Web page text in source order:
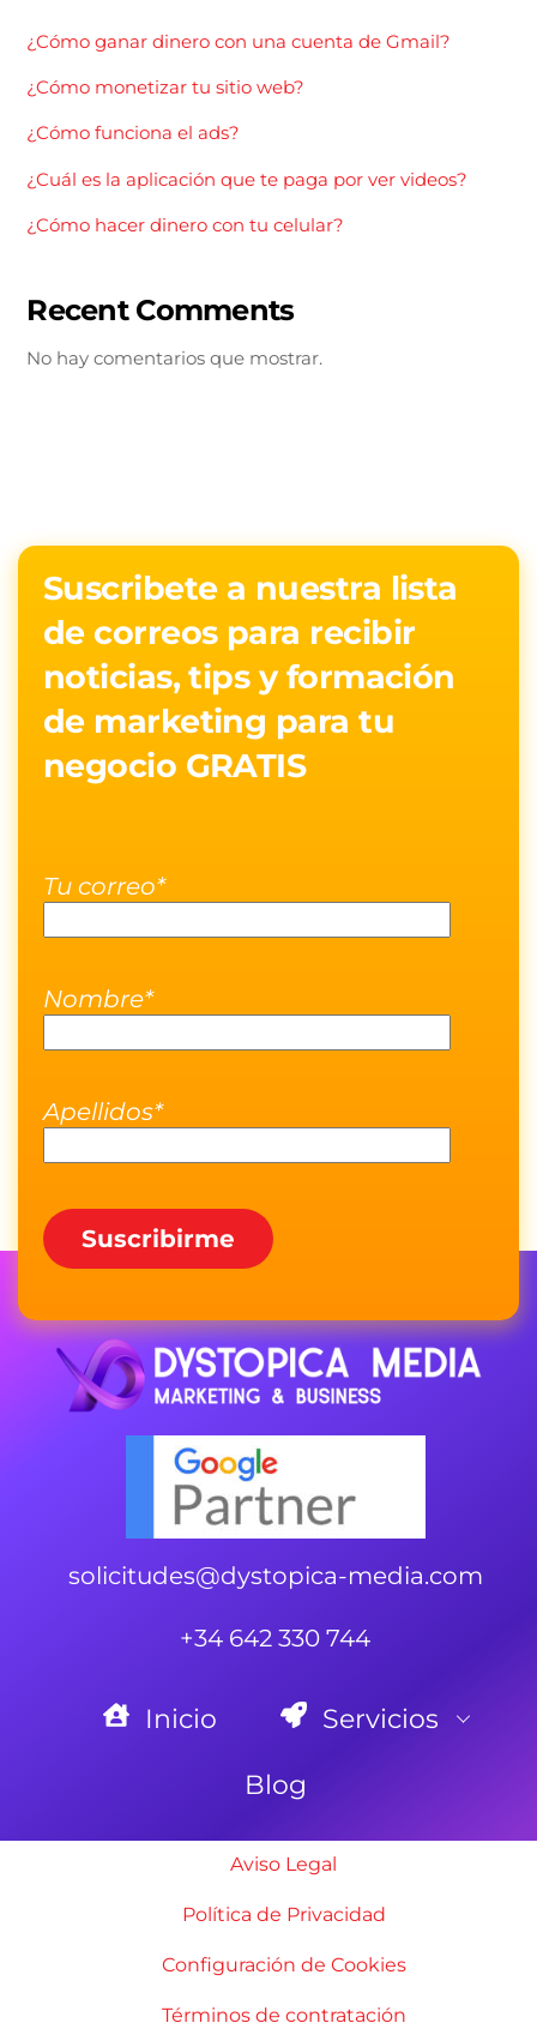
¿Cómo ganar dinero con una cuenta de Gmail?
¿Cómo monetizar tu sitio web?
¿Cómo funciona el ads?
¿Cuál es la aplicación que te paga por ver videos?
¿Cómo hacer dinero con tu celular?
Recent Comments
No hay comentarios que mostrar.
Suscribete a nuestra lista
de correos para recibir
noticias, tips y formación
de marketing para tu
negocio GRATIS
Tu correo*
Nombre*
Apellidos*
solicitudes@dystopica-media.com
+34 642 330 744
Inicio Servicios
Blog
Aviso Legal
Política de Privacidad
Configuración de Cookies
Términos de contratación